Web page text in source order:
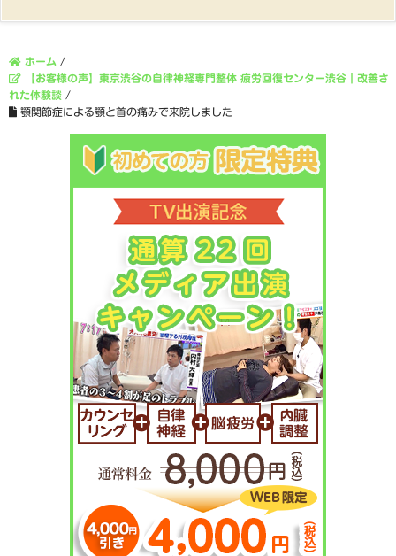
ホーム /
【お客様の声】東京渋谷の自律神経専門整体 疲労回復センター渋谷｜改善さ
れた体験談 /
顎関節症による顎と首の痛みで来院しました